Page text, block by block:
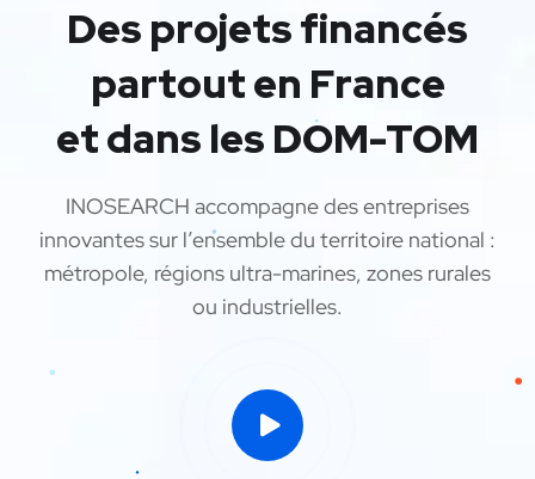
Des projets financés
partout en France
et dans les DOM-TOM
INOSEARCH accompagne des entreprises
innovantes sur l’ensemble du territoire national :
métropole, régions ultra-marines, zones rurales
ou industrielles.